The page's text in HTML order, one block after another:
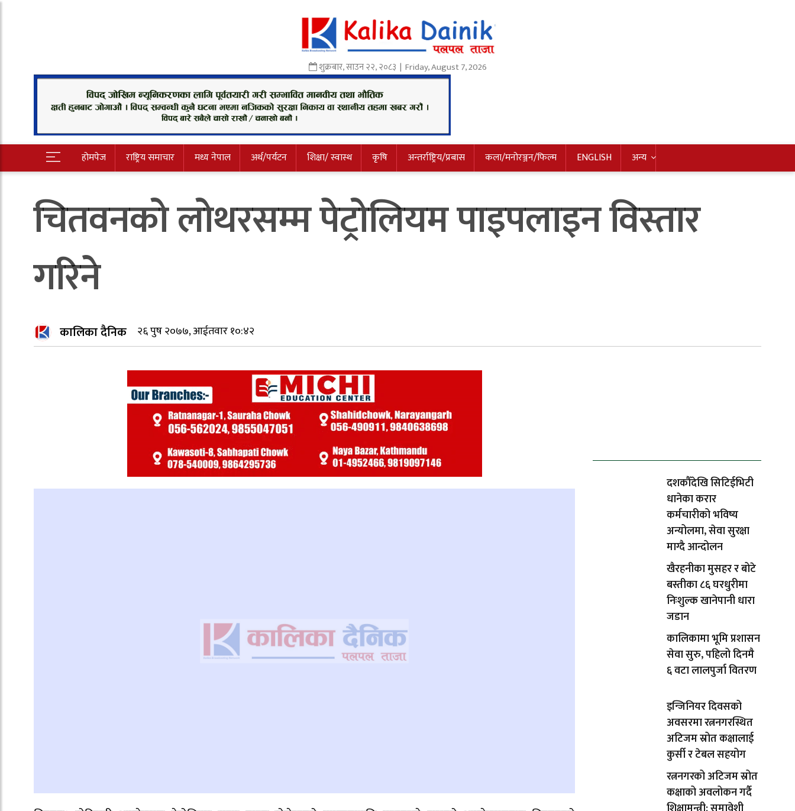
शुक्रबार,साउन२२,२०८३ | Friday, August 7, 2026
होमपेज राष्ट्रिय समाचार मध्य नेपाल अर्थ/पर्यटन शिक्षा/ स्वास्थ कृषि अन्तर्राष्ट्रिय/प्रबास कला/मनोरञ्जन/फिल्म ENGLISH अन्य
चितवनको लोथरसम्म पेट्रोलियम पाइपलाइन विस्तार
गरिने
कालिका दैनिक २६ पुष २०७७, आईतवार १०:४२
दशकौँदेखि सिटिईभिटी
धानेका करार
कर्मचारीको भविष्य
अन्योलमा, सेवा सुरक्षा
माग्दै आन्दोलन
खैरहनीका मुसहर र बोटे
बस्तीका ८६ घरधुरीमा
निःशुल्क खानेपानी धारा
जडान
कालिकामा भूमि प्रशासन
सेवा सुरु, पहिलो दिनमै
६ वटा लालपुर्जा वितरण
इन्जिनियर दिवसको
अवसरमा रत्ननगरस्थित
अटिजम स्रोत कक्षालाई
कुर्सी र टेबल सहयोग
रत्ननगरको अटिजम स्रोत
कक्षाको अवलोकन गर्दै